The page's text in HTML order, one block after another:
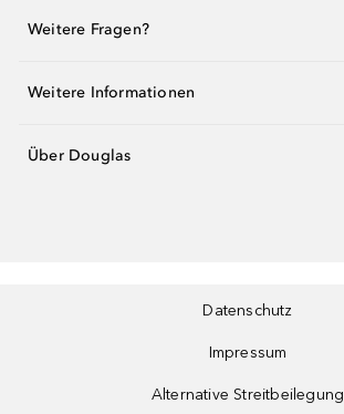
Weitere Fragen?
Weitere Informationen
Über Douglas
Datenschutz
Impressum
Alternative Streitbeilegung